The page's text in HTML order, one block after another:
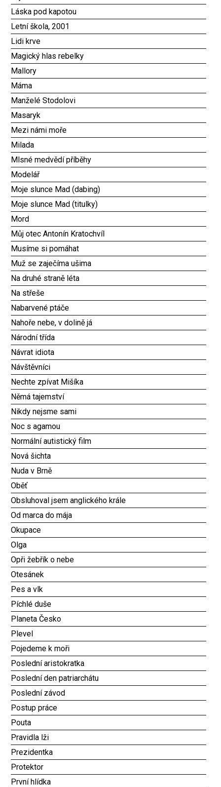
Láska pod kapotou
Letní škola, 2001
Lidi krve
Magický hlas rebelky
Mallory
Máma
Manželé Stodolovi
Masaryk
Mezi námi moře
Milada
Mlsné medvědí příběhy
Modelář
Moje slunce Mad (dabing)
Moje slunce Mad (titulky)
Mord
Můj otec Antonín Kratochvíl
Musíme si pomáhat
Muž se zaječíma ušima
Na druhé straně léta
Na střeše
Nabarvené ptáče
Nahoře nebe, v dolině já
Národní třída
Návrat idiota
Návštěvníci
Nechte zpívat Mišíka
Němá tajemství
Nikdy nejsme sami
Noc s agamou
Normální autistický film
Nová šichta
Nuda v Brně
Oběť
Obsluhoval jsem anglického krále
Od marca do mája
Okupace
Olga
Opři žebřík o nebe
Otesánek
Pes a vlk
Píchlé duše
Planeta Česko
Plevel
Pojedeme k moři
Poslední aristokratka
Poslední den patriarchátu
Poslední závod
Postup práce
Pouta
Pravidla lži
Prezidentka
Protektor
První hlídka